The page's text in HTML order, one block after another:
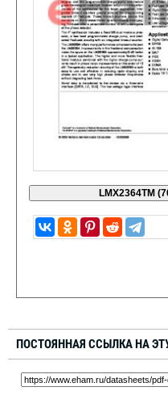
ПОСТОЯННАЯ ССЫЛКА НА